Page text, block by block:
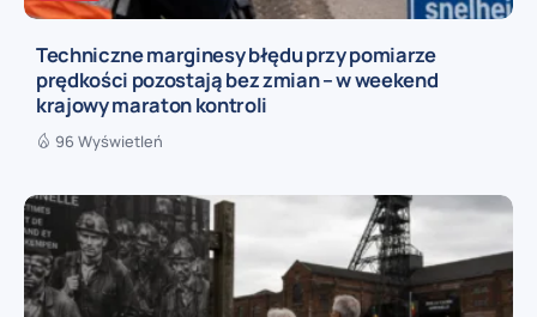
Techniczne marginesy błędu przy pomiarze
prędkości pozostają bez zmian – w weekend
krajowy maraton kontroli
96 Wyświetleń